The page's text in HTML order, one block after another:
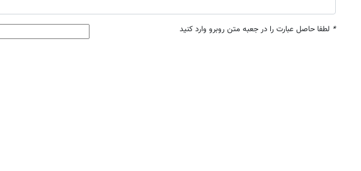
* لطفا حاصل عبارت را در جعبه متن روبرو وارد کنید